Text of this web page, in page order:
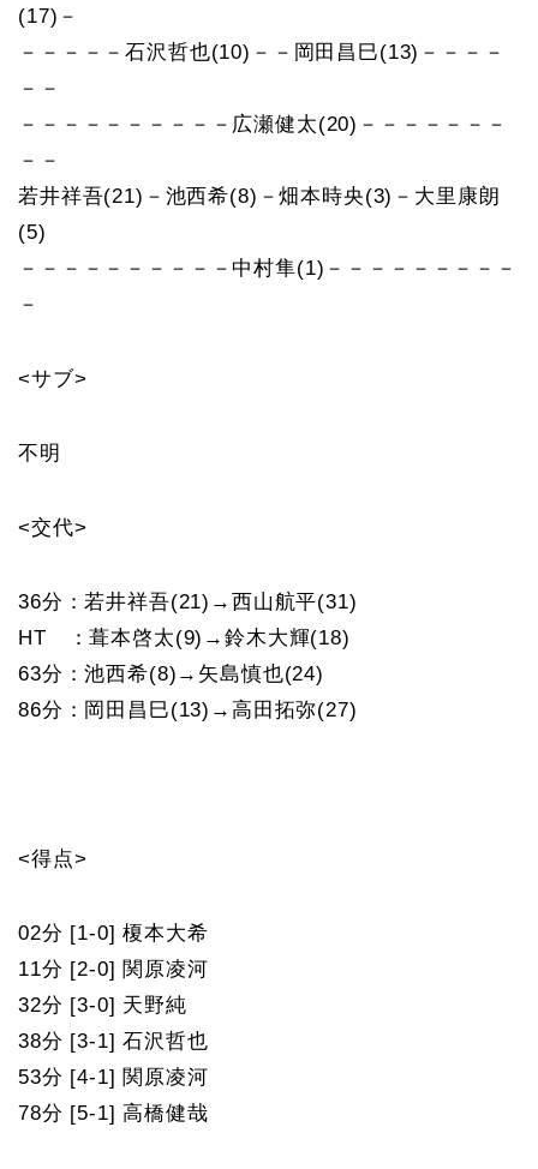
(17)－
－－－－－石沢哲也(10)－－岡田昌巳(13)－－－－
－－
－－－－－－－－－－広瀬健太(20)－－－－－－－
－－
若井祥吾(21)－池西希(8)－畑本時央(3)－大里康朗
(5)
－－－－－－－－－－中村隼(1)－－－－－－－－－
－
<サブ>
不明
<交代>
36分：若井祥吾(21)→西山航平(31)
HT ：葺本啓太(9)→鈴木大輝(18)
63分：池西希(8)→矢島慎也(24)
86分：岡田昌巳(13)→高田拓弥(27)
<得点>
02分 [1-0] 榎本大希
11分 [2-0] 関原凌河
32分 [3-0] 天野純
38分 [3-1] 石沢哲也
53分 [4-1] 関原凌河
78分 [5-1] 高橋健哉